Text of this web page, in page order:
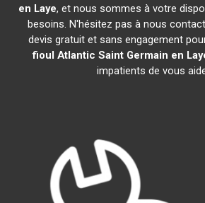
en Laye, et nous sommes à votre
besoins. N'hésitez pas à nous
devis gratuit et sans engagement
fioul Atlantic Saint Germain en
impatients de vous